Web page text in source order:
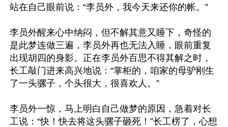
站在自己眼前说：“李员外，我今天来还你的帐。”
李员外醒来心中纳闷，但不解其意又睡下，奇怪的
是此梦连做三遍，李员外再也无法入睡，眼前重复
出现胡四的身影。正在李员外百思不得其解之时，
长工敲门进来高兴地说：“掌柜的，咱家的母驴刚生
了一头骡子，个头很大，很喜欢人。”
李员外一惊，马上明白自己做梦的原因，急着对长
工说：“快！快去将这头骡子砸死！”长工楞了，心想